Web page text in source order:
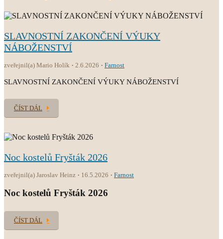
SLAVNOSTNÍ ZAKONČENÍ VÝUKY
NÁBOŽENSTVÍ
zveřejnil(a) Mario Holík 2.6.2026 Farnost
SLAVNOSTNÍ ZAKONČENÍ VÝUKY NÁBOŽENSTVÍ
ČÍST DÁL
Noc kostelů Fryšták 2026
zveřejnil(a) Jaroslav Heinz 16.5.2026 Farnost
Noc kostelů Fryšták 2026
ČÍST DÁL